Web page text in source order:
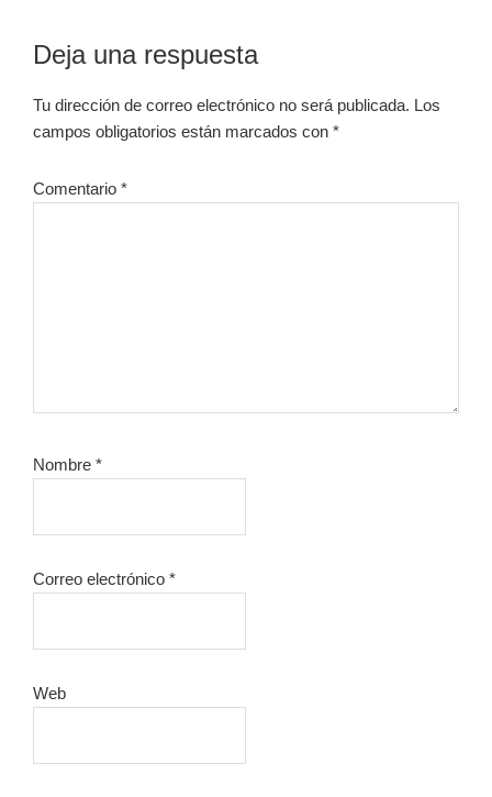
Interacciones
con
los
Deja una respuesta
Tu dirección de correo electrónico no será publicada. Los
campos obligatorios están marcados con *
Comentario *
Nombre *
Correo electrónico *
Web